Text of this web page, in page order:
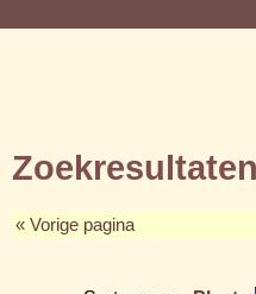
« Vorige pagina